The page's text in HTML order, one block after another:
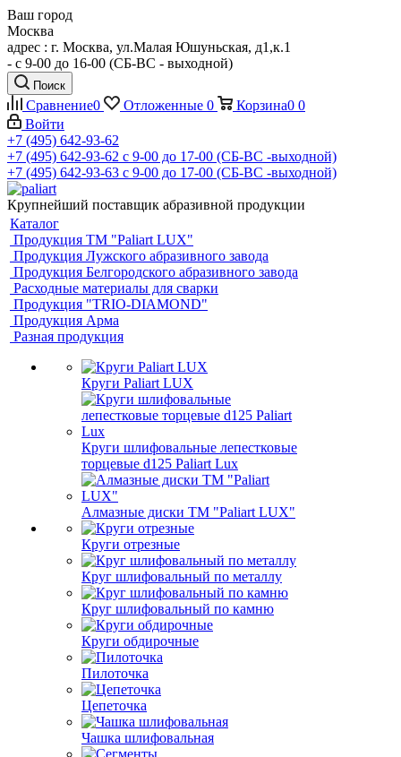
Ваш город
Москва
адрес : г. Москва, ул.Малая Юшуньская, д1,к.1
- c 9-00 до 16-00 (СБ-ВС - выходной)
Поиск
Сравнение0 Отложенные 0 Корзина0 0
Войти
+7 (495) 642-93-62
+7 (495) 642-93-62 c 9-00 до 17-00 (СБ-ВС -выходной)
+7 (495) 642-93-63 c 9-00 до 17-00 (СБ-ВС -выходной)
Крупнейший поставщик абразивной продукции
Каталог
Продукция ТМ "Paliart LUX"
Продукция Лужского абразивного завода
Продукция Белгородского абразивного завода
Расходные материалы для сварки
Продукция "TRIO-DIAMOND"
Продукция Арма
Разная продукция
Круги Paliart LUX
Круги шлифовальные лепестковые
торцевые d125 Paliart Lux
Алмазные диски ТМ "Paliart LUX"
Круги отрезные
Круг шлифовальный по металлу
Круг шлифовальный по камню
Круги обдирочные
Пилоточка
Цепеточка
Чашка шлифовальная